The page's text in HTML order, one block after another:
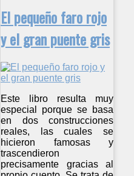
El pequeño faro rojo
y el gran puente gris
Este libro resulta muy
especial porque se basa
en dos construcciones
reales, las cuales se
hicieron famosas y
trascendieron
precisamente gracias al